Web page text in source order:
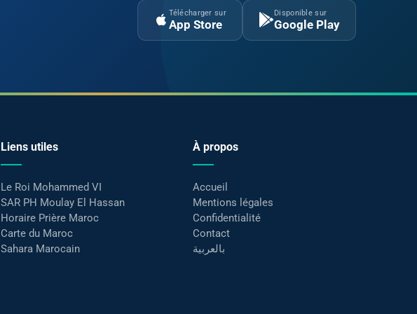
Télécharger sur
App Store
Disponible sur
Google Play
Liens utiles
Le Roi Mohammed VI
SAR PH Moulay El Hassan
Horaire Prière Maroc
Carte du Maroc
Sahara Marocain
À propos
Accueil
Mentions légales
Confidentialité
Contact
بالعربية